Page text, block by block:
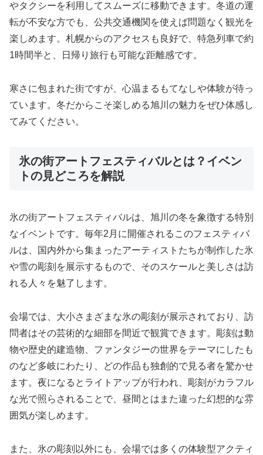
やタクシーを利用してスムーズに移動できます。冬道の運
転が不安な方でも、公共交通機関を使えば問題なく観光を
楽しめます。札幌からのアクセスも良好で、特急列車で約
1時間半と、日帰り旅行も可能な距離感です。
寒さに包まれた街ですが、心温まるもてなしや体験が待っ
ています。冬だからこそ楽しめる旭川の魅力をぜひ体感し
てみてください。
氷の街アートフェスティバルとは？イベン
トの見どころを解説
氷の街アートフェスティバルは、旭川の冬を象徴する特別
なイベントです。毎年2月に開催されるこのフェスティバ
ルは、国内外から集まったアーティストたちが制作した氷
や雪の彫刻を展示するもので、そのスケールと美しさは訪
れる人々を魅了します。
会場では、大小さまざまな氷の彫刻が展示されており、訪
問者はその芸術的な細部を間近で観賞できます。彫刻は動
物や歴史的建造物、ファンタジーの世界をテーマにしたも
のなど多岐にわたり、どの作品も独創的で見る者を驚かせ
ます。夜になるとライトアップが行われ、彫刻がカラフル
な光で照らされることで、昼間とはまた違った幻想的な雰
囲気が楽しめます。
また、氷の彫刻以外にも、会場では多くの体験型アクティ